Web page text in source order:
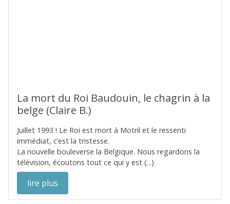
La mort du Roi Baudouin, le chagrin à la
belge (Claire B.)
Juillet 1993 ! Le Roi est mort à Motril et le ressenti
immédiat, c’est la tristesse.
La nouvelle bouleverse la Belgique. Nous regardons la
télévision, écoutons tout ce qui y est (...)
lire plus